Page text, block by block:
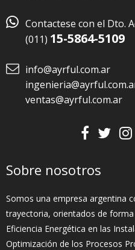
 Contactese con el Dto.
(011) 15-5864-5109
info@ayrful.com.ar
ventas@ayrful.com.ar
Sobre nosotros
Somos una empresa argentina
trayectoria, orientados de
Eficiencia Energética en las
Optimización de los Procesos